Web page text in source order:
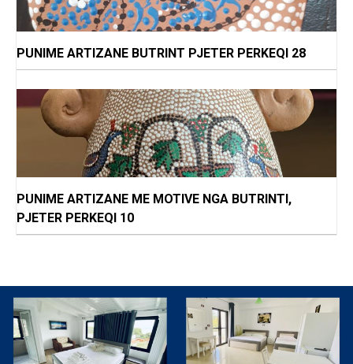
PUNIME ARTIZANE BUTRINT PJETER PERKEQI 28
PUNIME ARTIZANE ME MOTIVE NGA BUTRINTI,
PJETER PERKEQI 10